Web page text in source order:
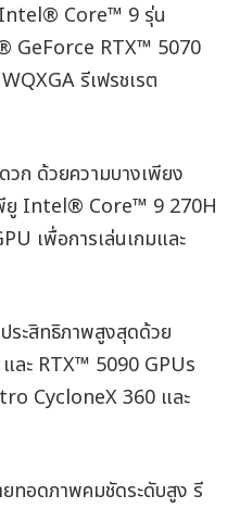
Intel® Core™ 9 รุ่น
GeForce RTX™ 5070
รีเฟรชเรต
ก ด้วยความบางเพียง
ยู Intel® Core™ 9 270H
เพื่อการเล่นเกมและ
ะสิทธิภาพสูงสุดด้วย
ละ RTX™ 5090 GPUs
CycloneX 360 และ
ทอดภาพคมชัดระดับสูง รี